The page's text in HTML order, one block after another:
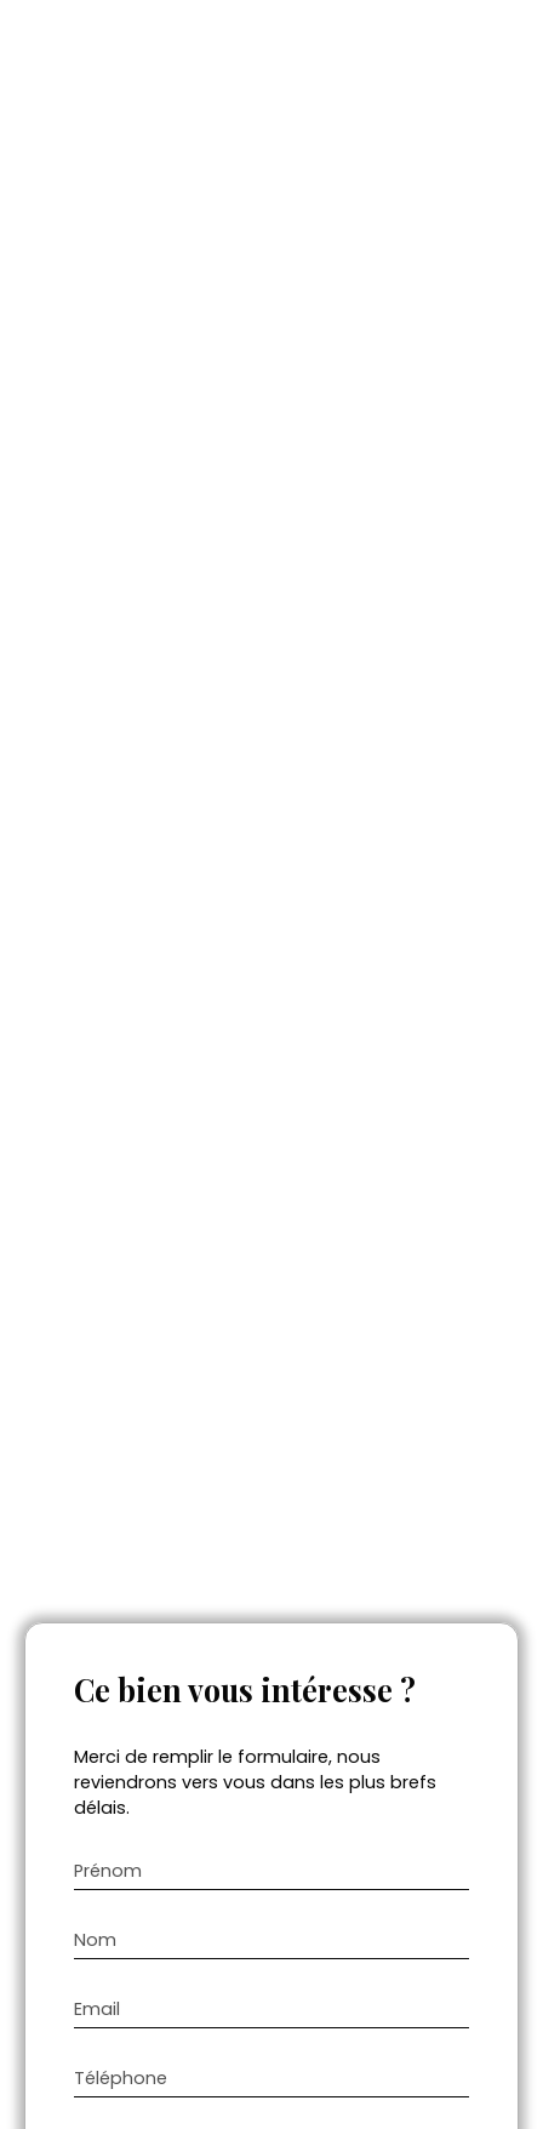
Ce bien vous intéresse ?
Merci de remplir le formulaire, nous
reviendrons vers vous dans les plus brefs
délais.
Prénom
Nom
Email
Téléphone